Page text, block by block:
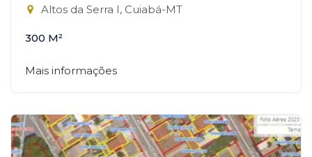
Altos da Serra I, Cuiabá-MT
300 M²
Mais informações